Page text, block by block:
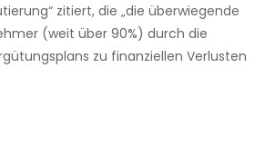
zitiert, die „die überwiegende
(weit über 90%) durch die
zu finanziellen Verlusten